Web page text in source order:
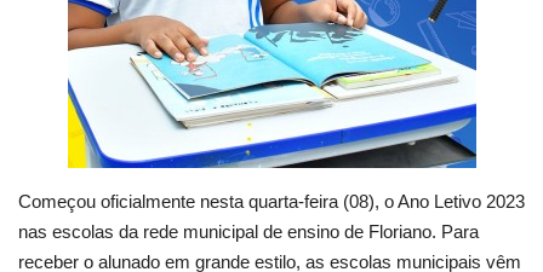
Começou oficialmente nesta quarta-feira (08), o Ano Letivo 2023
nas escolas da rede municipal de ensino de Floriano. Para
receber o alunado em grande estilo, as escolas municipais vêm